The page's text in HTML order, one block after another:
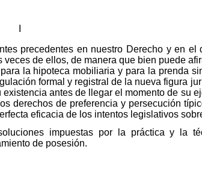
precedentes en nuestro Derecho y en
de ellos, de manera que bien puede
la hipoteca mobiliaria y para la prenda
formal y registral de la nueva figura
antes de llegar el momento de su
derechos de preferencia y persecución
eficacia de los intentos legislativos
impuestas por la práctica y la
de posesión.